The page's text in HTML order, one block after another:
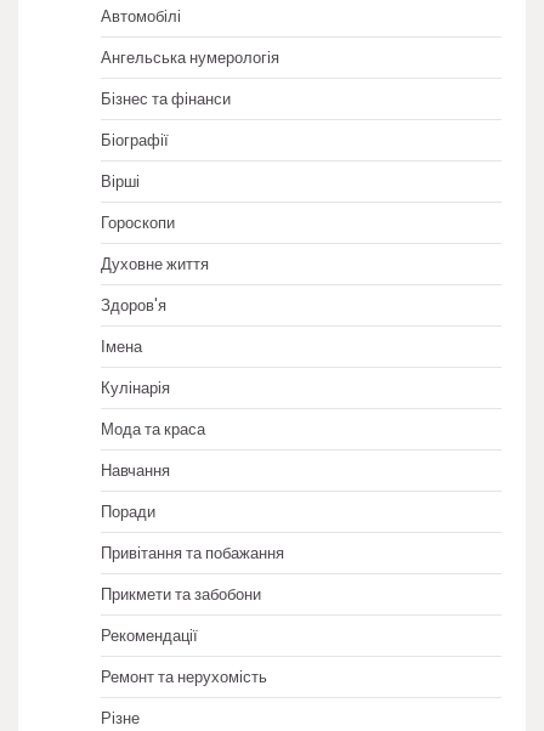
Автомобілі
Ангельська нумерологія
Бізнес та фінанси
Біографії
Вірші
Гороскопи
Духовне життя
Здоров'я
Імена
Кулінарія
Мода та краса
Навчання
Поради
Привітання та побажання
Прикмети та забобони
Рекомендації
Ремонт та нерухомість
Різне